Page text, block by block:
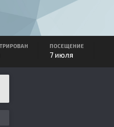
ПОСЕЩЕНИЕ
7 июля